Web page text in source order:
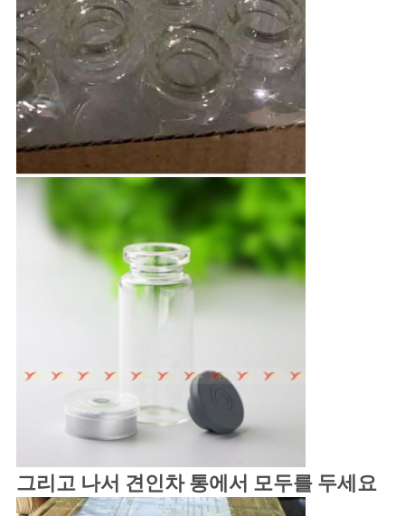
그리고 나서 견인차 통에서 모두를 두세요